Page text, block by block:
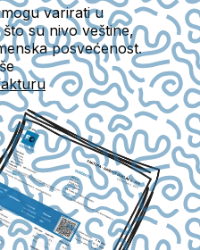
varirati u
su nivo veštine,
posvećenost.